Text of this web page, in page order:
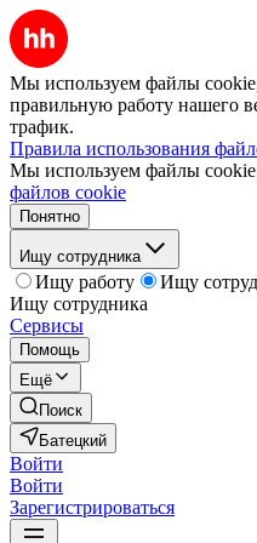
Мы используем файлы
правильную работу нашего
трафик.
Правила использования
Мы используем файлы
файлов cookie
Понятно
Ищу сотрудника
Ищу работу
Ищу
Ищу сотрудника
Сервисы
Помощь
Ещё
Поиск
Батецкий
Войти
Войти
Зарегистрироваться